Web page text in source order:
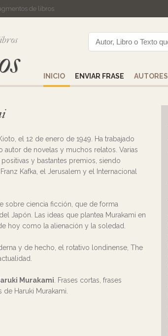
de libros
INICIO ENVIAR FRASE AUTORES
el 12 de enero de 1949. Ha trabajado
de novelas y muchos relatos. Varias
y bastantes premios, siendo
Kafka, el Jerusalem y el Internacional
sobre ciencia ficción, que de forma
Japón. Las ideas que plantea Murakami en
hoy como la alienación y la soledad.
y de hecho, el rotativo londinense, The
Murakami . Frases cortas, frases
Haruki Murakami.